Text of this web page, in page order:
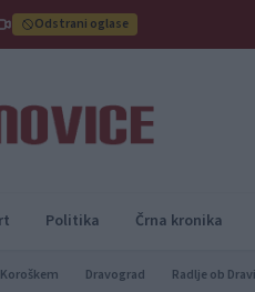
Odstrani oglase
Politika Črna kronika
Dravograd Radlje ob Dravi